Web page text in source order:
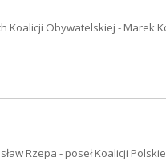
Koalicji Obywatelskiej - Marek
Rzepa - poseł Koalicji